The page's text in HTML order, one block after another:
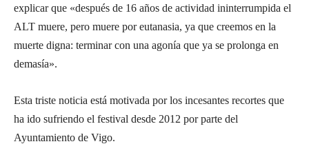
explicar que «después de 16 años de actividad ininterrumpida el
ALT muere, pero muere por eutanasia, ya que creemos en la
muerte digna: terminar con una agonía que ya se prolonga en
demasía».
Esta triste noticia está motivada por los incesantes recortes que
ha ido sufriendo el festival desde 2012 por parte del
Ayuntamiento de Vigo.